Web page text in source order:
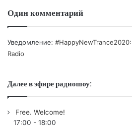
Один комментарий
Уведомление:
Radio
Далее в эфире радиошоу:
Free. Welcome!
17:00 - 18:00